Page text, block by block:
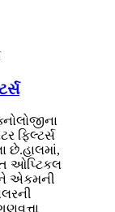
ફિલ્ટર્સ
છે.હાલમાં,
ઓપ્ટિકલ
એકમની